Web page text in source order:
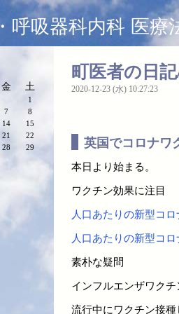
呼吸器科内科 医療
町医者の日
2020-12-23 (水) 10:27:23
英国でコロナワ
本日より始まる。
ワクチン効果に注目
人口あたりの新型コ
人口あたりの新型コ
素朴な疑問
インフルエンザワク
流行中にワクチン接
金 土
1
7
8
14
15
21
22
28
29